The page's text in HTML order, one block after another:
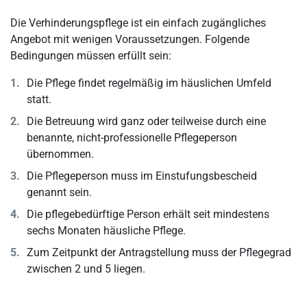
Die Verhinderungspflege ist ein einfach zugängliches
Angebot mit wenigen Voraussetzungen. Folgende
Bedingungen müssen erfüllt sein:
Die Pflege findet regelmäßig im häuslichen Umfeld
statt.
Die Betreuung wird ganz oder teilweise durch eine
benannte, nicht-professionelle Pflegeperson
übernommen.
Die Pflegeperson muss im Einstufungsbescheid
genannt sein.
Die pflegebedürftige Person erhält seit mindestens
sechs Monaten häusliche Pflege.
Zum Zeitpunkt der Antragstellung muss der Pflegegrad
zwischen 2 und 5 liegen.